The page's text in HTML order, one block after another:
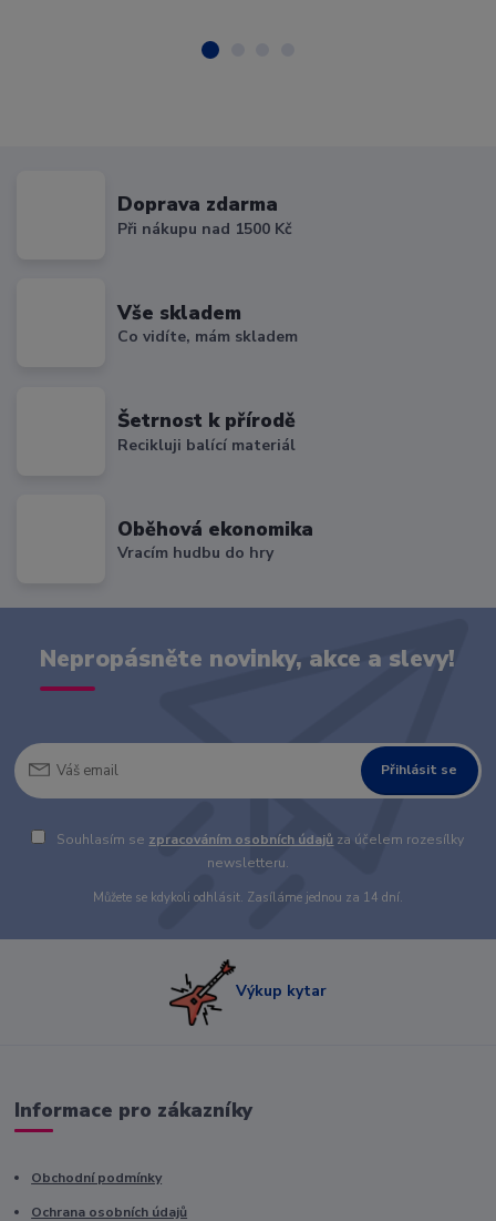
Doprava zdarma
Při nákupu nad 1500 Kč
Vše skladem
Co vidíte, mám skladem
Šetrnost k přírodě
Recikluji balící materiál
Oběhová ekonomika
Vracím hudbu do hry
Nepropásněte novinky, akce a slevy!
Přihlásit se
Souhlasím se zpracováním osobních údajů za účelem rozesílky
newsletteru.
Můžete se kdykoli odhlásit. Zasíláme jednou za 14 dní.
Výkup kytar
Informace pro zákazníky
Obchodní podmínky
Ochrana osobních údajů